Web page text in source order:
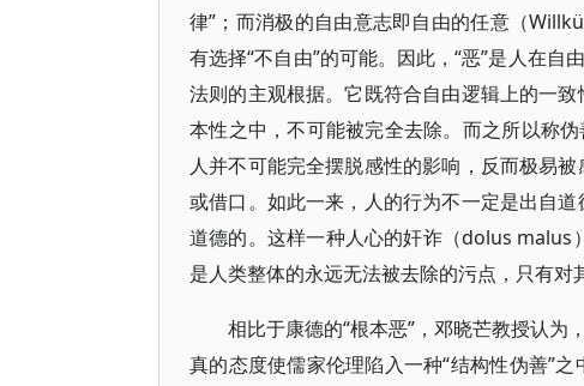
律”；而消极的自由意志即自由的任意（
有选择“不自由”的可能。因此，“恶”是人在
法则的主观根据。它既符合自由逻辑上的一
本性之中，不可能被完全去除。而之所以称
人并不可能完全摆脱感性的影响，反而极易
或借口。如此一来，人的行为不一定是出自
道德的。这样一种人心的奸诈（dolus malus
是人类整体的永远无法被去除的污点，只有对
相比于康德的“根本恶”，邓晓芒教授认为
真的态度使儒家伦理陷入一种“结构性伪善”